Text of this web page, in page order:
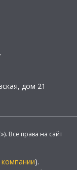
дом 21
Все права на сайт
компании).